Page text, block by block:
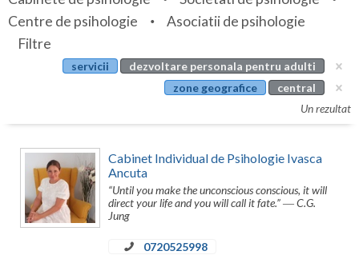
Bistrita-Nasaud
Botosani
Bucuresti
Buzau
Calarasi
Servicii
Articole
Evenimente
Centre de psihologie
Asociatii de psihologie
Filtre
servicii
dezvoltare personala pentru adulti
zone geografice
central
Un rezultat
Cabinet Individual de Psihologie Ivasca
Ancuta
“Until you make the unconscious conscious, it will
direct your life and you will call it fate.” ― C.G.
Jung
0720525998